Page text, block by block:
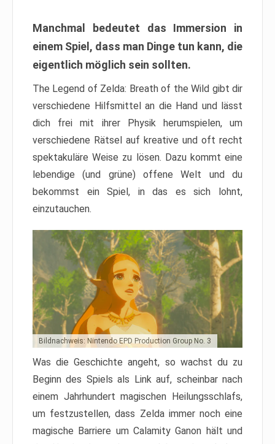
Manchmal bedeutet das Immersion in
einem Spiel, dass man Dinge tun kann, die
eigentlich möglich sein sollten.
The Legend of Zelda: Breath of the Wild gibt dir
verschiedene Hilfsmittel an die Hand und lässt
dich frei mit ihrer Physik herumspielen, um
verschiedene Rätsel auf kreative und oft recht
spektakuläre Weise zu lösen. Dazu kommt eine
lebendige (und grüne) offene Welt und du
bekommst ein Spiel, in das es sich lohnt,
einzutauchen.
Bildnachweis: Nintendo EPD Production Group No. 3
Was die Geschichte angeht, so wachst du zu
Beginn des Spiels als Link auf, scheinbar nach
einem Jahrhundert magischen Heilungsschlafs,
um festzustellen, dass Zelda immer noch eine
magische Barriere um Calamity Ganon hält und